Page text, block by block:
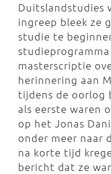
Duitslandstudies
ingreep bleek ze
studie te
masterscriptie
herinnering aan
tijdens de oorlog
als eerste waren
op het Jonas
onder meer naar
na korte tijd
bericht dat ze